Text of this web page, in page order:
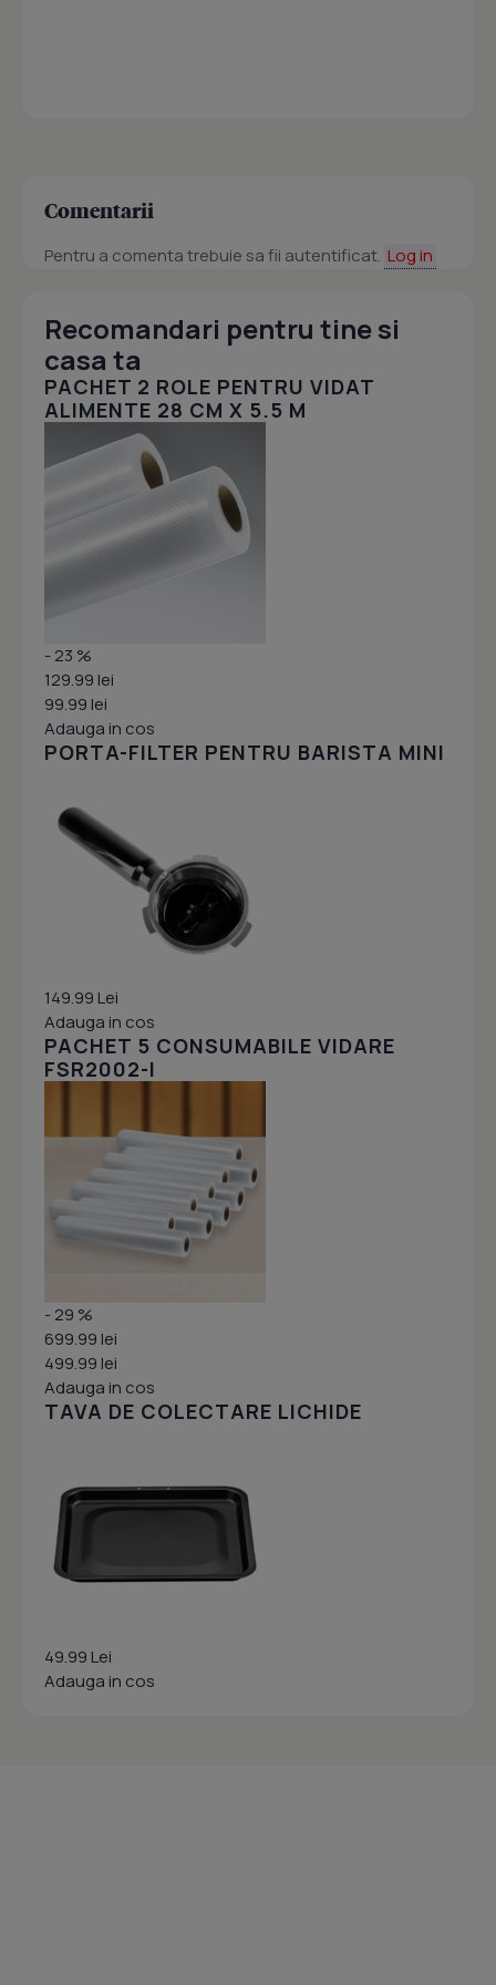
Comentarii
Pentru a comenta trebuie sa fii autentificat. Log in
Recomandari pentru tine si
casa ta
PACHET 2 ROLE PENTRU VIDAT
ALIMENTE 28 CM X 5.5 M
- 23 %
129.99 lei
99.99 lei
Adauga in cos
PORTA-FILTER PENTRU BARISTA MINI
149.99 Lei
Adauga in cos
PACHET 5 CONSUMABILE VIDARE
FSR2002-I
- 29 %
699.99 lei
499.99 lei
Adauga in cos
TAVA DE COLECTARE LICHIDE
49.99 Lei
Adauga in cos